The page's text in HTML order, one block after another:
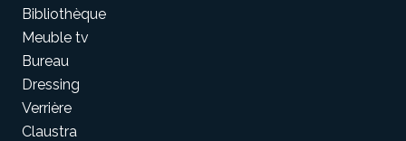
Bibliothèque
Meuble tv
Bureau
Dressing
Verrière
Claustra